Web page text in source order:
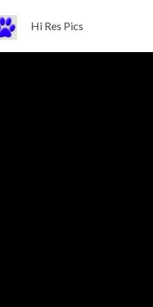
Hi Res Pics